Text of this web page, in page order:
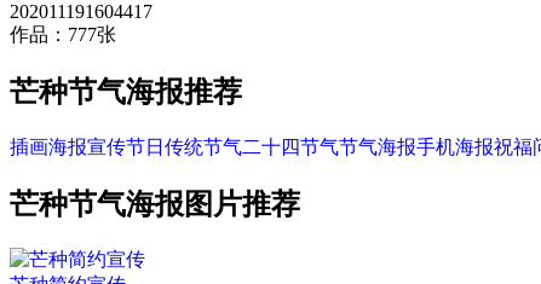
202011191604417
作品：777张
芒种节气海报推荐
插画海报宣传节日 传统节气二十四节气节气海报手机海报祝福
芒种节气海报图片推荐